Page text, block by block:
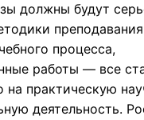
должны будут
процесса,
работы — все
на практическую
деятельность.